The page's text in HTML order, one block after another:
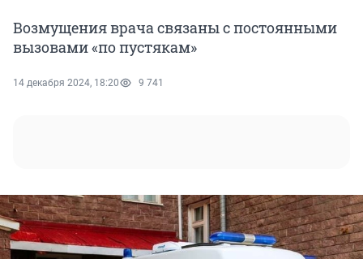
Возмущения врача связаны с постоянными
вызовами «по пустякам»
14 декабря 2024, 18:20 9 741